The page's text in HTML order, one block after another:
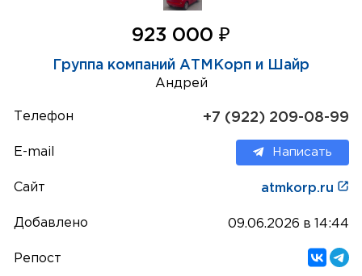
923 000 ₽
Группа компаний АТМКорп и Шайр
Андрей
Телефон +7 (922) 209-08-99
E-mail Написать
Сайт atmkorp.ru
Добавлено 09.06.2026 в 14:44
Репост